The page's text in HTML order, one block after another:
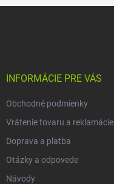
INFORMÁCIE PRE VÁS
Obchodné podmienky
Vrátenie tovaru a reklamácie
Doprava a platba
Otázky a odpovede
Návody